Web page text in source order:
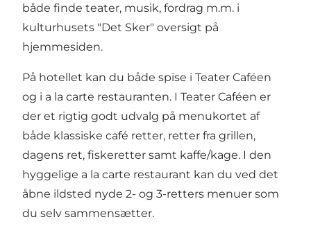
både finde teater, musik, fordrag m.m. i
kulturhusets "Det Sker" oversigt på
hjemmesiden.
På hotellet kan du både spise i Teater Caféen
og i a la carte restauranten. I Teater Caféen er
der et rigtig godt udvalg på menukortet af
både klassiske café retter, retter fra grillen,
dagens ret, fiskeretter samt kaffe/kage. I den
hyggelige a la carte restaurant kan du ved det
åbne ildsted nyde 2- og 3-retters menuer som
du selv sammensætter.